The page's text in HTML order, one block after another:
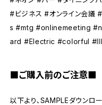
#ビジネス #オンライン会議
s #mtg #onlinemeeting
ard #Electric #colorful
■ご購入前のご注意■
以下より、SAMPLEダウンロ